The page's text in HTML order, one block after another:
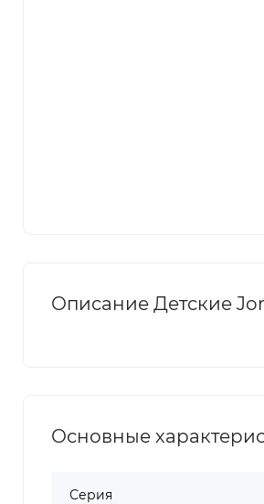
Описание Детские
Основные
Серия